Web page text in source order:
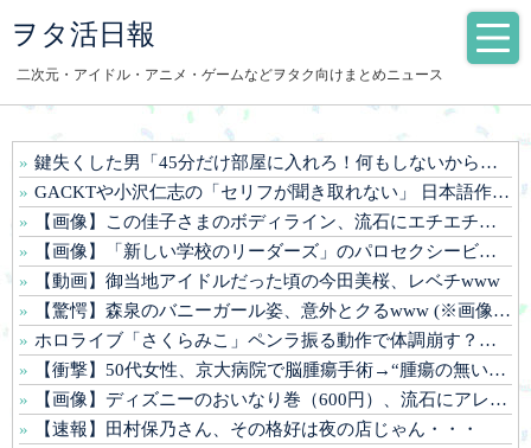
ヲタ活日報
二次元・アイドル・アニメ・ゲームなどヲタク向けまとめニュース
鍵失くした男「45分だけ部屋に入れろ！何もしないから！」→女子大生「無理です（警察呼びます）」→男「熱中症になれってか！使えないな！」完全に不審者で草ｗｗｗ
GACKTや小沢仁志の「セリフが聞き取れない」 日本語作品を字幕で見る人が増えている背景… 聴力低下が原因ではない？
【画像】この佳子さまのボディライン、流石にエチエチすぎやろ！
【画像】「新しい学校のリーダーズ」のパロセクシービデオwww
【動画】御当地アイドルだった頃の今田美桜、レベチwww
【驚愕】森泉のバニーガール姿、意外とクるwww (※画像あり)
ホロライブ「さくらみこ」ペンラ振る動作で体調崩す？ホロドリで画面酔いして凸待ち1時間で切り上げる「雪花ラミィ」コラボ配信に向けてゆっくり休む
【衝撃】50代女性、京大病院で脳腫瘍手術→“腫瘍の無い部位”を摘出 2度「腫瘍ではない」と出るも続行、脳幹損傷で“植物状態”に
【画像】ディズニーのおいなり巻（600円）、流石にアレすぎて賛否両論の大炎上をしてしまうw w w w w w w
【速報】田村保乃さん、その格好は夜の店じゃん・・・